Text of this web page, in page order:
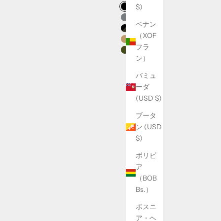
$)
ベナン
（XOF
フラ
ン）
バミュ
ーダ
(USD $)
ブータ
ン (USD
$)
ボリビ
ア
（BOB
Bs.）
ボスニ
ア・ヘ
for Monty : AP
モ
Swatch Selectors for Rummy :
ブラック HT500
グレー HT500
ブラック・カモ
ブラウン・キャンバス
オリーブ・ワックス・キャン